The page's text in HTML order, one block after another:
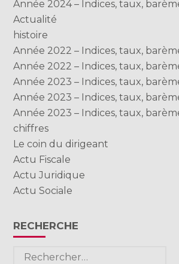
Année 2024 – Indices, taux,
Actualité
histoire
Année 2022 – Indices, taux,
Année 2022 – Indices, taux,
Année 2023 – Indices, taux,
Année 2023 – Indices, taux,
Année 2023 – Indices, taux,
chiffres
Le coin du dirigeant
Actu Fiscale
Actu Juridique
Actu Sociale
RECHERCHE
Rechercher :